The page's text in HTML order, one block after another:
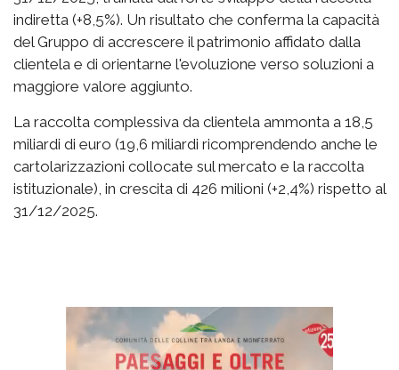
indiretta (+8,5%). Un risultato che conferma la capacità
del Gruppo di accrescere il patrimonio affidato dalla
clientela e di orientarne l'evoluzione verso soluzioni a
maggiore valore aggiunto.
La raccolta complessiva da clientela ammonta a 18,5
miliardi di euro (19,6 miliardi ricomprendendo anche le
cartolarizzazioni collocate sul mercato e la raccolta
istituzionale), in crescita di 426 milioni (+2,4%) rispetto al
31/12/2025.